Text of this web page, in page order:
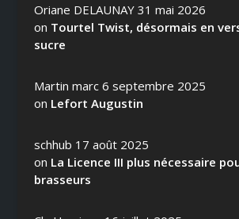
Oriane DELAUNAY 31 mai 2026
on Tourtel Twist, désormais en
sucre
Martin marc 6 septembre 2025
on Lefort Augustin
schhub 17 août 2025
on La Licence III plus nécessaire
brasseurs